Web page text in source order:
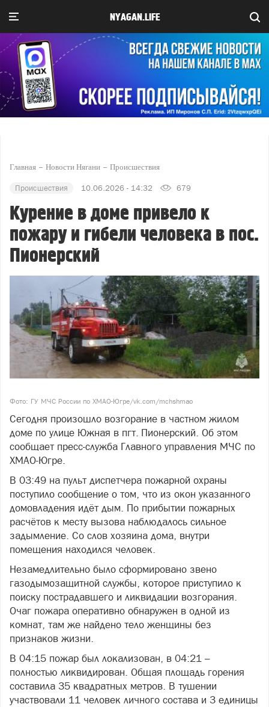
NYAGAN.LIFE
Главная Новости Нягани Происшествия
Происшествия 10.06.2026 - 14:32 679
Курение в доме привело к
пожару и гибели человека в пос.
Пионерский
Фото: ГУ МЧС России по ХМАО-Югре/vk.com/mchshmao
Сегодня произошло возгорание в частном жилом
доме по улице Южная в пгт. Пионерский. Об этом
сообщает пресс-служба Главного управления МЧС по
ХМАО-Югре.
В 03:49 на пульт диспетчера пожарной охраны
поступило сообщение о том, что из окон указанного
домовладения идёт дым. По прибытии пожарных
расчётов к месту вызова наблюдалось сильное
задымление. Со слов хозяина дома, внутри
помещения находился человек.
Незамедлительно было сформировано звено
газодымозащитной службы, которое приступило к
поиску пострадавшего и ликвидации возгорания.
Очаг пожара оперативно обнаружен в одной из
комнат, там же найдено тело женщины без
признаков жизни.
В 04:15 пожар был локализован, в 04:21 –
полностью ликвидирован. Общая площадь горения
составила 35 квадратных метров. В тушении
участвовали 11 человек личного состава и 3 единицы